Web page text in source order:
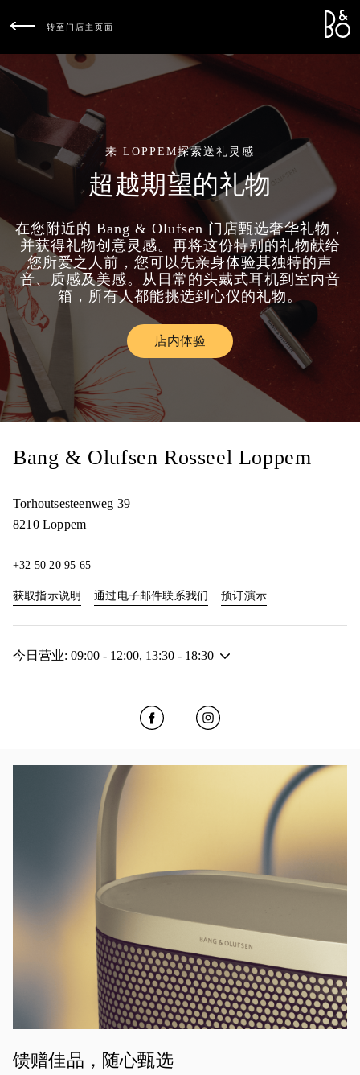
转至门店主页面
来 LOPPEM探索送礼灵感
超越期望的礼物
在您附近的 Bang & Olufsen 门店甄选奢华礼物，
并获得礼物创意灵感。再将这份特别的礼物献给
您所爱之人前，您可以先亲身体验其独特的声
音、质感及美感。从日常的头戴式耳机到室内音
箱，所有人都能挑选到心仪的礼物。
店内体验
Link Opens in New Tab
Bang & Olufsen Rosseel Loppem
Torhoutsesteenweg 39
8210 Loppem
+32 50 20 95 65
获取指示说明 Link Opens in New Tab
通过电子邮件联系我们 预订演示Link Opens in New
今日营业: 09:00 - 12:00, 13:30 - 18:30
Click to open Facebook
Link Opens in New Tab
Click to open Instagram
Link Opens in New Tab
馈赠佳品，随心甄选